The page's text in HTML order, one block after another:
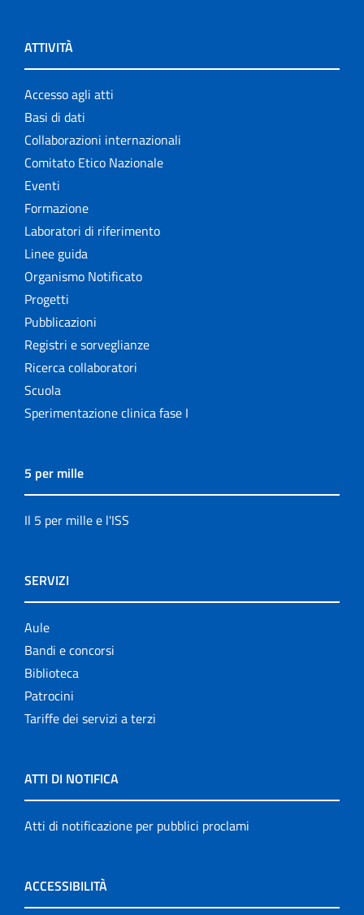
ATTIVITÀ
Accesso agli atti
Basi di dati
Collaborazioni internazionali
Comitato Etico Nazionale
Eventi
Formazione
Laboratori di riferimento
Linee guida
Organismo Notificato
Progetti
Pubblicazioni
Registri e sorveglianze
Ricerca collaboratori
Scuola
Sperimentazione clinica fase I
5 per mille
Il 5 per mille e l'ISS
SERVIZI
Aule
Bandi e concorsi
Biblioteca
Patrocini
Tariffe dei servizi a terzi
ATTI DI NOTIFICA
Atti di notificazione per pubblici proclami
ACCESSIBILITÀ